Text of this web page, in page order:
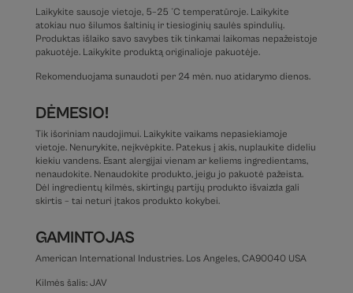
Laikykite sausoje vietoje, 5–25 °C temperatūroje. Laikykite
atokiau nuo šilumos šaltinių ir tiesioginių saulės spindulių.
Produktas išlaiko savo savybes tik tinkamai laikomas nepažeistoje
pakuotėje. Laikykite produktą originalioje pakuotėje.
Rekomenduojama sunaudoti per 24 mėn. nuo atidarymo dienos.
DĖMESIO!
Tik išoriniam naudojimui. Laikykite vaikams nepasiekiamoje
vietoje. Nenurykite, neįkvėpkite. Patekus į akis, nuplaukite dideliu
kiekiu vandens. Esant alergijai vienam ar keliems ingredientams,
nenaudokite. Nenaudokite produkto, jeigu jo pakuotė pažeista.
Dėl ingredientų kilmės, skirtingų partijų produkto išvaizda gali
skirtis – tai neturi įtakos produkto kokybei.
GAMINTOJAS
American International Industries. Los Angeles, CA90040 USA
Kilmės šalis: JAV